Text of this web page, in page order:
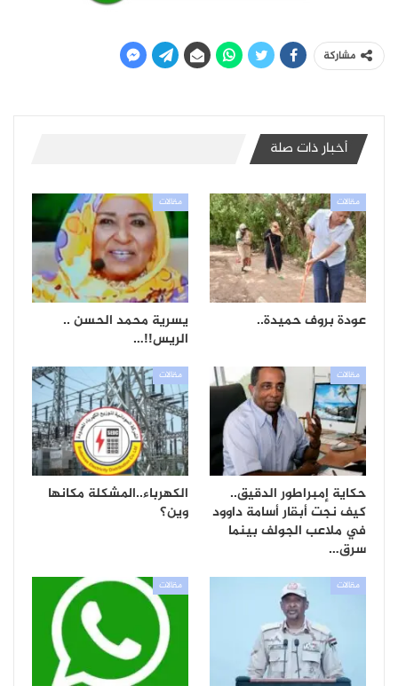
مشاركة
أخبار ذات صلة
مقالات
عودة بروف حميدة..
مقالات
يسرية محمد الحسن ..
الريس!!…
مقالات
حكاية إمبراطور الدقيق..
كيف نجت أبقار أسامة داوود
في ملاعب الجولف بينما
سرق…
مقالات
الكهرباء..المشكلة مكانها
وين؟
مقالات مقالات